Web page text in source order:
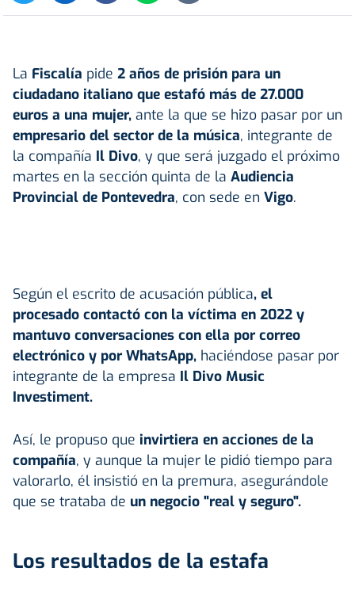
La Fiscalía pide 2 años de prisión para un
ciudadano italiano que estafó más de 27.000
euros a una mujer, ante la que se hizo pasar por un
empresario del sector de la música, integrante de
la compañía Il Divo, y que será juzgado el próximo
martes en la sección quinta de la Audiencia
Provincial de Pontevedra, con sede en Vigo.
Según el escrito de acusación pública, el
procesado contactó con la víctima en 2022 y
mantuvo conversaciones con ella por correo
electrónico y por WhatsApp, haciéndose pasar por
integrante de la empresa Il Divo Music
Investiment.
Así, le propuso que invirtiera en acciones de la
compañía, y aunque la mujer le pidió tiempo para
valorarlo, él insistió en la premura, asegurándole
que se trataba de un negocio "real y seguro".
Los resultados de la estafa